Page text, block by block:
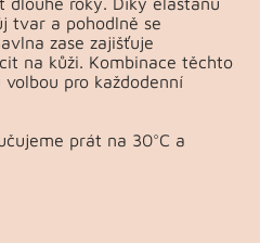
tvar a pohodlně se
zase zajišťuje
na kůži. Kombinace těchto
pro každodenní
prát na 30°C a